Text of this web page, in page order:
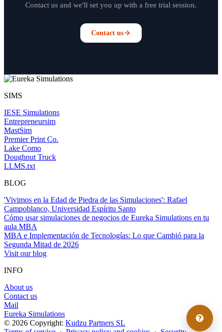
Contact us and we'll set you up with a free trial session.
Contact us
SIMS
IESE Simulations
Entrepreneursim
MastSim
Premier Print Co.
Lake Como
Doughnut Truck
LLMS.txt
BLOG
'Vivimos en la Edad de Piedra de las Simulaciones': Rafael
Campoblanco, Universidad Espíritu Santo
Cómo usar simulaciones de negocios de Eureka Simulations en tu
aula MBA
MBA e Implementación de Tecnologías: Lo que Cambió para la
Segunda Mitad de 2026
Visit our blog
INFO
About us
Contact us
Mail
Eureka Simulations
© 2026 Copyright: Kudzu Partners SL